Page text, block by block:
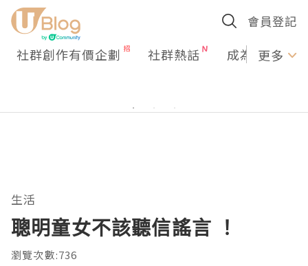
會員登記
社群創作有價企劃 社群熱話 成為U更多
生活
聰明童女不該聽信謠言 ！
瀏覽次數:736